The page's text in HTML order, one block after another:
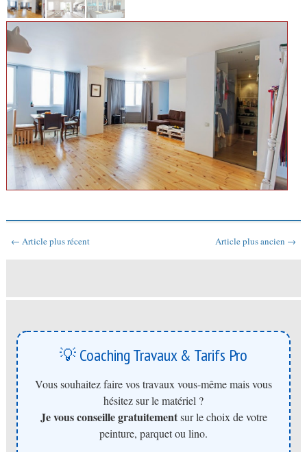
← Article plus récent Article plus ancien →
💡 Coaching Travaux & Tarifs Pro
Vous souhaitez faire vos travaux vous-même mais vous
hésitez sur le matériel ?
Je vous conseille gratuitementsur le choix de votre
peinture, parquet ou lino.